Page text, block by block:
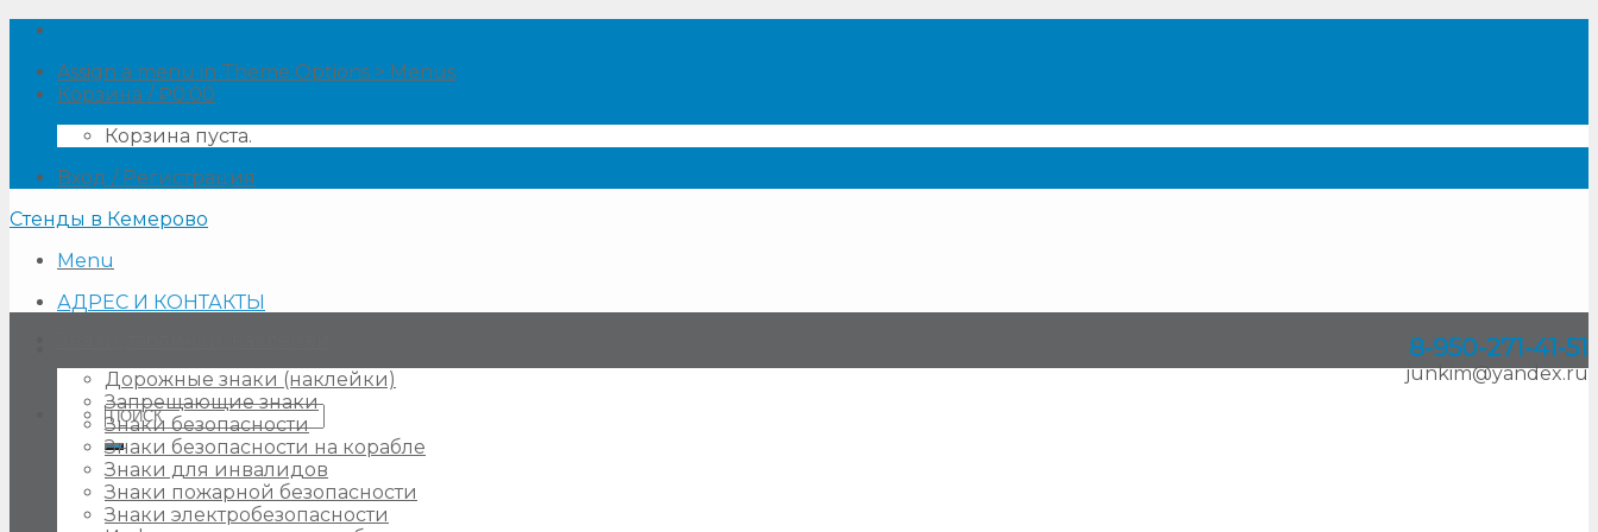
Skip
contentAssign a menu in Theme Options > Menus
Корзина /₽0.00
Корзина пуста.
Вход / Регистрация
Стенды в Кемерово
Menu
АДРЕС И КОНТАКТЫ
8-950-271-41-51
junkim@yandex.ru
Искать:
Дорожные знаки (наклейки)
Запрещающие знаки
Знаки безопасности
Знаки безопасности на корабле
Знаки для инвалидов
Знаки пожарной безопасности
Знаки электробезопасности